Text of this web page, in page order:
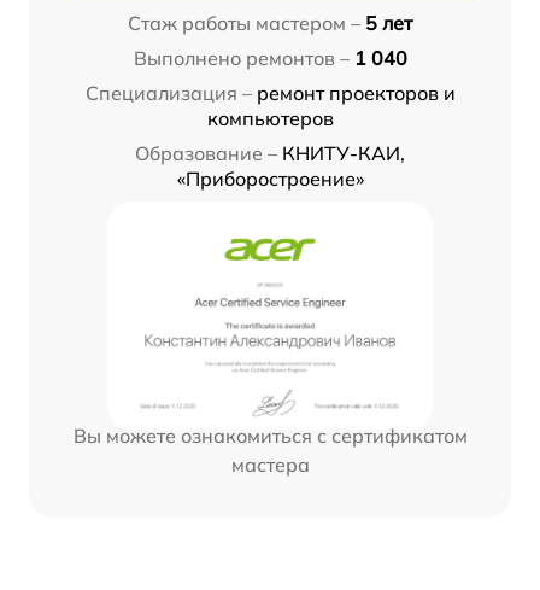
Стаж работы мастером – 5 лет
Выполнено ремонтов – 1 040
Специализация – ремонт проекторов и
компьютеров
Образование – КНИТУ-КАИ,
«Приборостроение»
Вы можете ознакомиться с сертификатом
мастера